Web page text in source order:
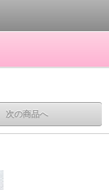
次の商品へ